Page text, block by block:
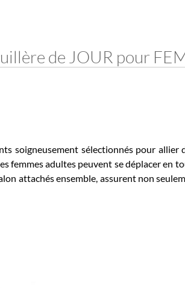
de JOUR pour
soigneusement sélectionnés pour allier
adultes peuvent se déplacer en
attachés ensemble, assurent non